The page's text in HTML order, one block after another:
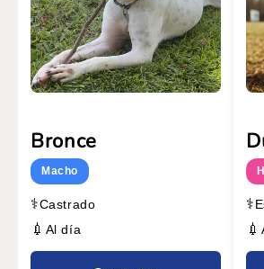
Bronce
Macho
⚕️Castrado
💉 Al día
⚕️
💉